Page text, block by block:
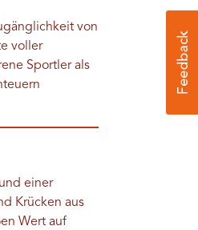
von
voller
Sportler als
einer
Krücken aus
Wert auf